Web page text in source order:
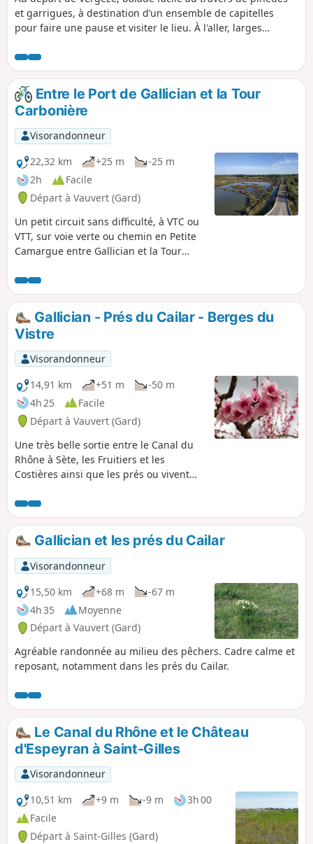
et garrigues, à destination d’un ensemble de capitelles
pour faire une pause et visiter le lieu. À l'aller, larges
parcours environ. Léger dénivelé. Retour par Langlade, voie
verte jusqu'à Calvisson, puis par les bords du Rhôny, larges
chemins, plutôt caillouteux.
Entre le Port de Gallician et la Tour
Carbonière
Visorandonneur
22,32 km
+25 m
-25 m
2h
Facile
Départ à Vauvert (Gard)
Un petit circuit sans difficulté, à VTC ou
VTT, sur voie verte ou chemin en Petite
Camargue entre Gallician et la Tour
paysages de cette zone humide et
rencontrerez de nombreux oiseaux, des
chevaux, des taureaux de Camargue et
éventuellement quelques flamants
roses aux alentours de la Tour
Carbonière.
Gallician - Prés du Cailar - Berges du
Vistre
Visorandonneur
14,91 km
+51 m
-50 m
4h 25
Facile
Départ à Vauvert (Gard)
Une très belle sortie entre le Canal du
Rhône à Sète, les Fruitiers et les
Costières ainsi que les prés ou vivent
Camargue.
Gallician et les prés du Cailar
Visorandonneur
15,50 km
+68 m
-67 m
4h 35
Moyenne
Départ à Vauvert (Gard)
Agréable randonnée au milieu des pêchers. Cadre calme et
reposant, notamment dans les prés du Cailar.
Le Canal du Rhône et le Château
d'Espeyran à Saint-Gilles
Visorandonneur
10,51 km
+9 m -9 m
3h 00
Facile
Départ à Saint-Gilles (Gard)